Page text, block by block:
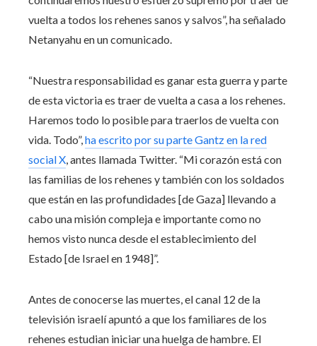
vuelta a todos los rehenes sanos y salvos”, ha señalado
Netanyahu en un comunicado.
“Nuestra responsabilidad es ganar esta guerra y parte
de esta victoria es traer de vuelta a casa a los rehenes.
Haremos todo lo posible para traerlos de vuelta con
vida. Todo”, ha escrito por su parte Gantz en la red
social X , antes llamada Twitter. “Mi corazón está con
las familias de los rehenes y también con los soldados
que están en las profundidades [de Gaza] llevando a
cabo una misión compleja e importante como no
hemos visto nunca desde el establecimiento del
Estado [de Israel en 1948]”.
Antes de conocerse las muertes, el canal 12 de la
televisión israelí apuntó a que los familiares de los
rehenes estudian iniciar una huelga de hambre. El